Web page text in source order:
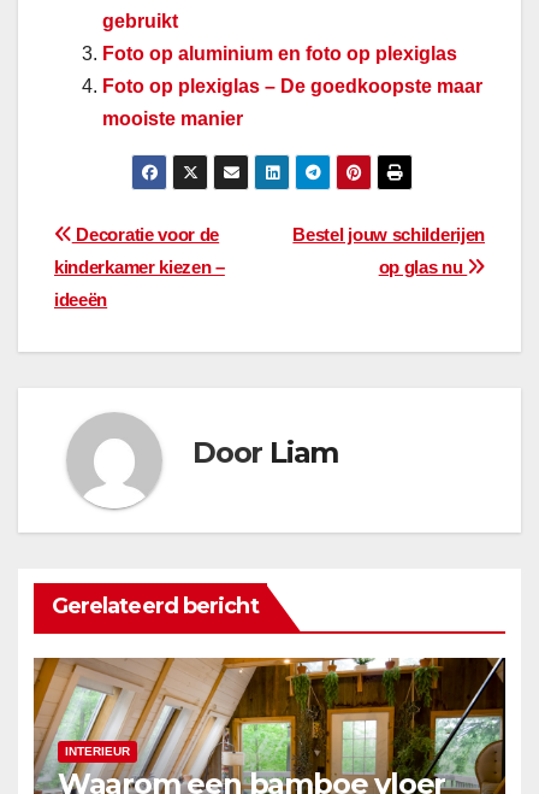
gebruikt
Foto op aluminium en foto op plexiglas
Foto op plexiglas – De goedkoopste maar
mooiste manier
Bericht
navigatie
Bestel jouw schilderijen
op glas nu
Decoratie voor de
kinderkamer kiezen –
ideeën
Door Liam
Gerelateerd bericht
INTERIEUR
Waarom een bamboe vloer